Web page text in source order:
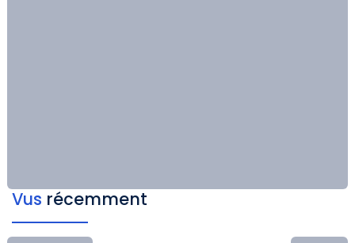
Vus récemment